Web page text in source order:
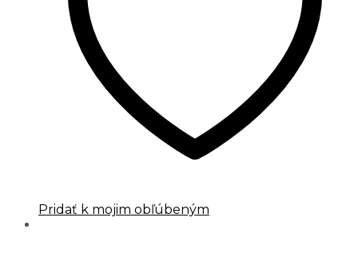
Pridať k mojim obľúbeným